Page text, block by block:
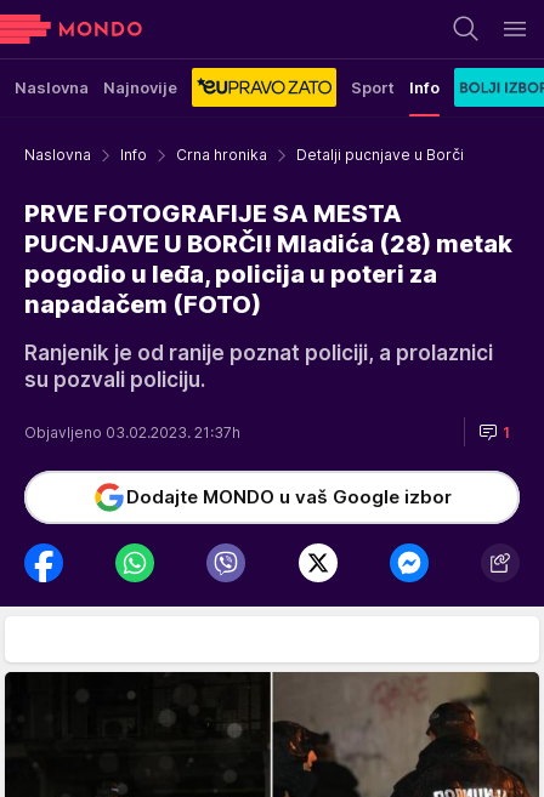
Naslovna Najnovije Sport Info
Naslovna Info Crna hronika Detalji pucnjave u Borči
PRVE FOTOGRAFIJE SA MESTA
PUCNJAVE U BORČI! Mladića (28) metak
pogodio u leđa, policija u poteri za
napadačem (FOTO)
Ranjenik je od ranije poznat policiji, a prolaznici
su pozvali policiju.
Objavljeno 03.02.2023. 21:37h 1
Dodajte MONDO u vaš Google izbor